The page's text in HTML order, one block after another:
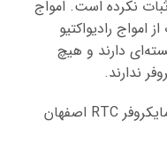
نکرده است. امواج
امواج رادیواکتیو
دارند و هیچ
ندارند.
در صورت خرابی دستگاه به نمایندگی مایکروفر RTC اصفهان